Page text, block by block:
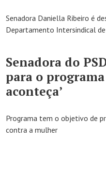
Senadora Daniella Ribeiro é
Departamento Intersindical
Senadora do
para o
aconteça’
Programa tem o objetivo de
contra a mulher